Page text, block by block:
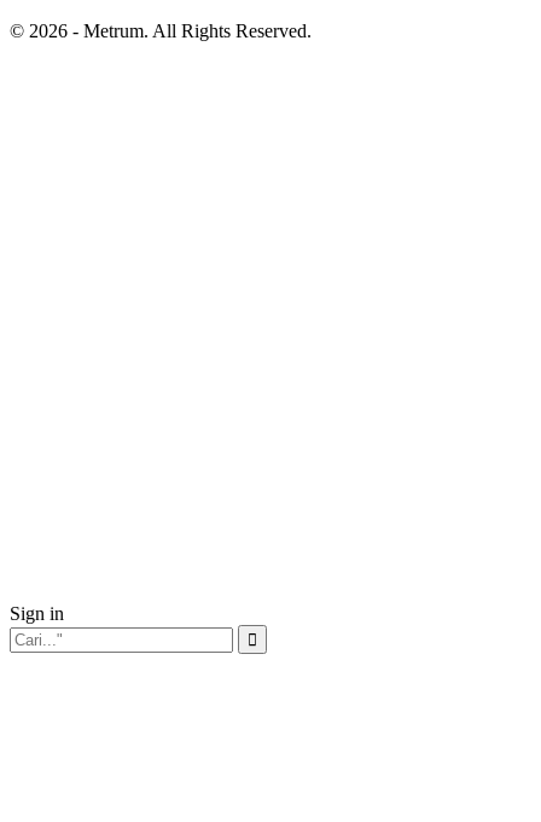
© 2026 - Metrum. All Rights Reserved.
Sign in